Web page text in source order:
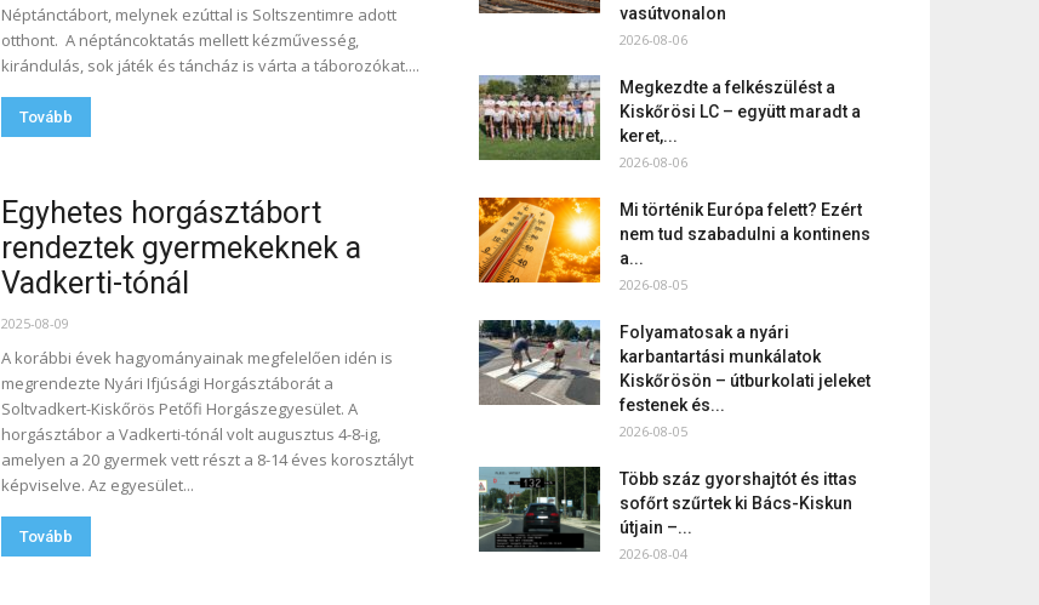
Néptánctábort, melynek ezúttal is Soltszentimre adott
otthont. A néptáncoktatás mellett kézművesség,
kirándulás, sok játék és táncház is várta a táborozókat....
Tovább
Egyhetes horgásztábort
rendeztek gyermekeknek a
Vadkerti-tónál
2025-08-09
A korábbi évek hagyományainak megfelelően idén is
megrendezte Nyári Ifjúsági Horgásztáborát a
Soltvadkert-Kiskőrös Petőfi Horgászegyesület. A
horgásztábor a Vadkerti-tónál volt augusztus 4-8-ig,
amelyen a 20 gyermek vett részt a 8-14 éves korosztályt
képviselve. Az egyesület...
Tovább
vasútvonalon
2026-08-06
Megkezdte a felkészülést a
Kiskőrösi LC – együtt maradt a
keret,...
2026-08-06
Mi történik Európa felett? Ezért
nem tud szabadulni a kontinens
a...
2026-08-05
Folyamatosak a nyári
karbantartási munkálatok
Kiskőrösön – útburkolati jeleket
festenek és...
2026-08-05
Több száz gyorshajtót és ittas
sofőrt szűrtek ki Bács-Kiskun
útjain –...
2026-08-04